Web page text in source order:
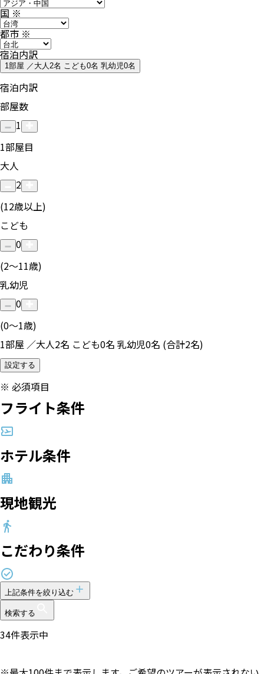
国※
都市※
宿泊内訳
1部屋 ／大人2名 こども0名 乳幼児0名
宿泊内訳
部屋数
1
1部屋目
大人
2
(12歳以上)
こども
0
(2〜11歳)
乳幼児
0
(0〜1歳)
1部屋 ／大人2名 こども0名 乳幼児0名 (合計2名)
設定する
※ 必須項目
フライト条件
ホテル条件
現地観光
こだわり条件
上記条件を絞り込む
検索する
34件表示中